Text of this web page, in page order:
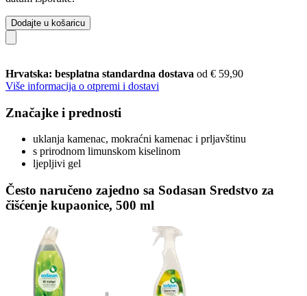
Dodajte u košaricu
Hrvatska: besplatna standardna dostava od € 59,90
Više informacija o otpremi i dostavi
Značajke i prednosti
uklanja kamenac, mokraćni kamenac i prljavštinu
s prirodnom limunskom kiselinom
ljepljivi gel
Često naručeno zajedno sa Sodasan Sredstvo za
čišćenje kupaonice, 500 ml